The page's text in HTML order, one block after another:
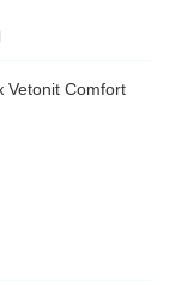
Vetonit Comfort